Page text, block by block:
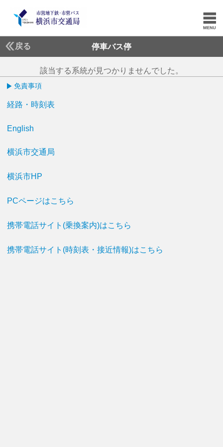
戻る 停車バス停
該当する系統が見つかりませんでした。
免責事項
経路・時刻表
English
横浜市交通局
横浜市HP
PCページはこちら
携帯電話サイト(乗換案内)はこちら
携帯電話サイト(時刻表・接近情報)はこちら